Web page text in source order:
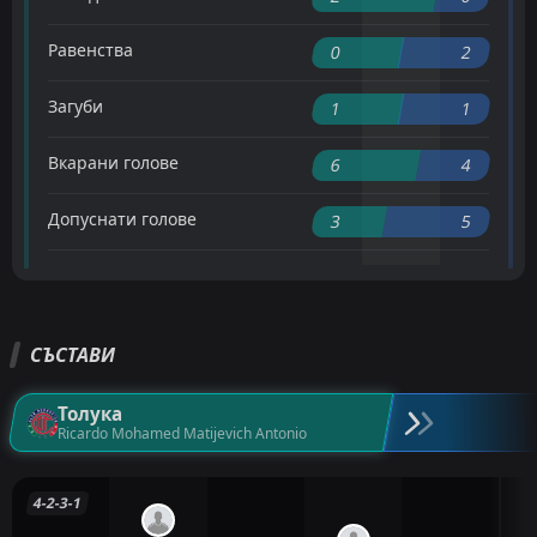
Равенства 0 2
Загуби 1 1
Вкарани голове 6 4
Допуснати голове 3 5
СЪСТАВИ
Толука
Ricardo Mohamed Matijevich Antonio
4-2-3-1